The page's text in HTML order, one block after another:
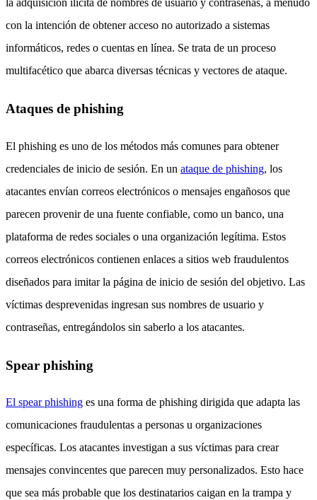
la adquisición ilícita de nombres de usuario y contraseñas, a menudo
con la intención de obtener acceso no autorizado a sistemas
informáticos, redes o cuentas en línea. Se trata de un proceso
multifacético que abarca diversas técnicas y vectores de ataque.
Ataques de phishing
El phishing es uno de los métodos más comunes para obtener
credenciales de inicio de sesión. En un ataque de phishing, los
atacantes envían correos electrónicos o mensajes engañosos que
parecen provenir de una fuente confiable, como un banco, una
plataforma de redes sociales o una organización legítima. Estos
correos electrónicos contienen enlaces a sitios web fraudulentos
diseñados para imitar la página de inicio de sesión del objetivo. Las
víctimas desprevenidas ingresan sus nombres de usuario y
contraseñas, entregándolos sin saberlo a los atacantes.
Spear phishing
El spear phishing es una forma de phishing dirigida que adapta las
comunicaciones fraudulentas a personas u organizaciones
específicas. Los atacantes investigan a sus víctimas para crear
mensajes convincentes que parecen muy personalizados. Esto hace
que sea más probable que los destinatarios caigan en la trampa y